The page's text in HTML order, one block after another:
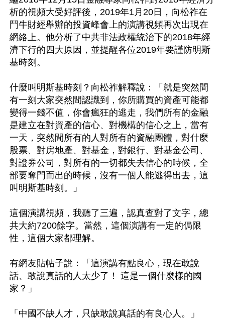
析的視頻大受好評後，2019年1月20日，向松祚在
鬥牛財經舉辦的投資峰會上的演講視頻再次出現在
網絡上。他分析了中共非法政權統治下的2018年經
濟下行的四大原因，並提醒各位2019年要謹防明斯
基時刻。
什麼叫明斯基時刻？向松祚解釋說：「就是突然間
有一刻大家突然間認識到，你所購買的資產可能都
變得一錢不值，你會瘋狂的逃走，我們所有的金融
是建立在對資產的信心、對機構的信心之上，當有
一天，突然間所有的人對所有的資融團體，對什麼
股票、對房地產、對基金，對銀行、對基金公司、
對證券公司，對所有的一切都失去信心的時候，全
部要奪門而出的時候，沒有一個人能逃得出去，這
叫明斯基時刻。」
這個演講視頻，我聽了三遍，認真查對了文字，總
共大約7200餘字。當然，這個演講有一定的侷限
性，這個大家都理解。
有網友貼帖子說：「這演講有點良心，現在敢說
話、敢說真話的人太少了！ 這是一個什麼樣的國
家？」
「中國不缺人才，只缺敢說真話的有良心人。」